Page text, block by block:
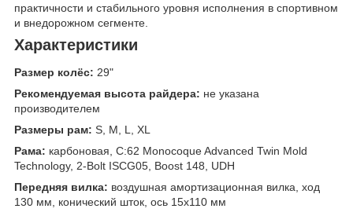
практичности и стабильного уровня исполнения в спортивном
и внедорожном сегменте.
Характеристики
Размер колёс: 29"
Рекомендуемая высота райдера: не указана
производителем
Размеры рам: S, M, L, XL
Рама: карбоновая, C:62 Monocoque Advanced Twin Mold
Technology, 2-Bolt ISCG05, Boost 148, UDH
Передняя вилка: воздушная амортизационная вилка, ход
130 мм, конический шток, ось 15x110 мм